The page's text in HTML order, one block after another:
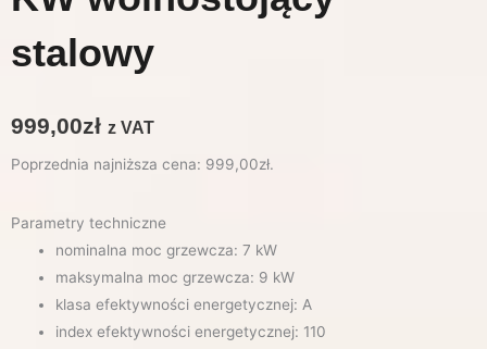
stalowy
999,00zł z VAT
Poprzednia najniższa cena: 999,00zł.
Parametry techniczne
nominalna moc grzewcza: 7 kW
maksymalna moc grzewcza: 9 kW
klasa efektywności energetycznej: A
index efektywności energetycznej: 110